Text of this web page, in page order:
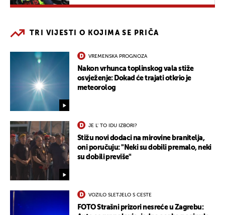
TRI VIJESTI O KOJIMA SE PRIČA
VREMENSKA PROGNOZA
Nakon vrhunca toplinskog vala stiže
osvježenje: Dokad će trajati otkrio je
meteorolog
JE L' TO IDU IZBORI?
Stižu novi dodaci na mirovine branitelja,
oni poručuju: "Neki su dobili premalo, neki
su dobili previše"
VOZILO SLETJELO S CESTE
FOTO Strašni prizori nesreće u Zagrebu: